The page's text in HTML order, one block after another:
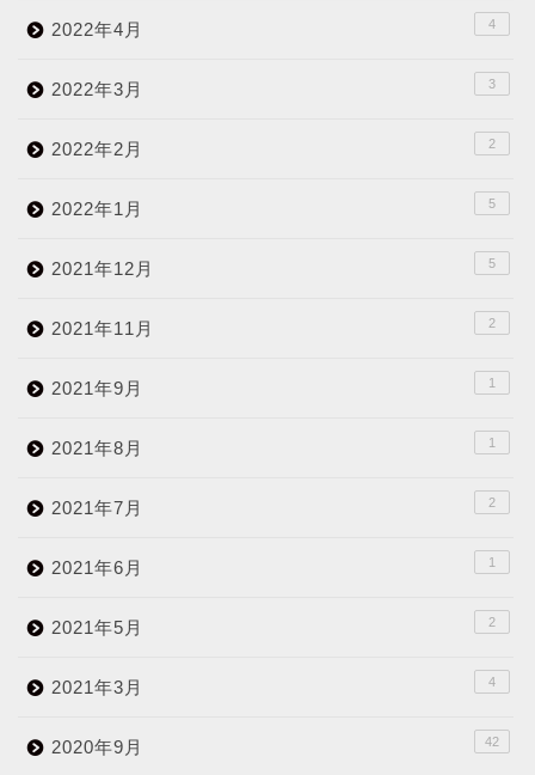
2022年4月 4
2022年3月 3
2022年2月 2
2022年1月 5
2021年12月 5
2021年11月 2
2021年9月 1
2021年8月 1
2021年7月 2
2021年6月 1
2021年5月 2
2021年3月 4
2020年9月 42